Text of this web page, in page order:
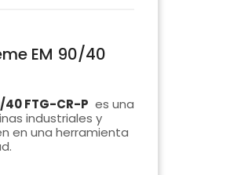
EM 90/40
FTG-CR-P es una
industriales y
en una herramienta